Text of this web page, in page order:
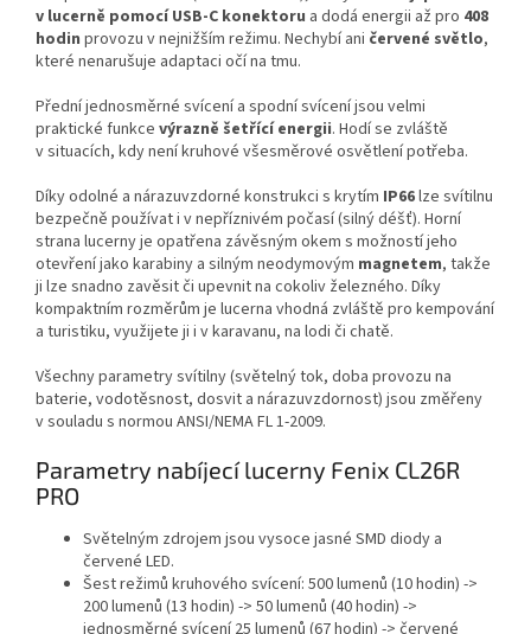
v lucerně pomocí USB-C konektoru a dodá energii až pro 408
hodin provozu v nejnižším režimu. Nechybí ani červené světlo,
které nenarušuje adaptaci očí na tmu.
Přední jednosměrné svícení a spodní svícení jsou velmi
praktické funkce výrazně šetřící energii. Hodí se zvláště
v situacích, kdy není kruhové všesměrové osvětlení potřeba.
Díky odolné a nárazuvzdorné konstrukci s krytím IP66lze svítilnu
bezpečně používat i v nepříznivém počasí (silný déšť). Horní
strana lucerny je opatřena závěsným okem s možností jeho
otevření jako karabiny a silným neodymovým magnetem, takže
ji lze snadno zavěsit či upevnit na cokoliv železného. Díky
kompaktním rozměrům je lucerna vhodná zvláště pro kempování
a turistiku, využijete ji i v karavanu, na lodi či chatě.
Všechny parametry svítilny (světelný tok, doba provozu na
baterie, vodotěsnost, dosvit a nárazuvzdornost) jsou změřeny
v souladu s normou ANSI/NEMA FL 1-2009.
Parametry nabíjecí lucerny Fenix CL26R
PRO
Světelným zdrojem jsou vysoce jasné SMD diody a
červené LED.
Šest režimů kruhového svícení: 500 lumenů (10 hodin) ->
200 lumenů (13 hodin) -> 50 lumenů (40 hodin) ->
jednosměrné svícení 25 lumenů (67 hodin) -> červené